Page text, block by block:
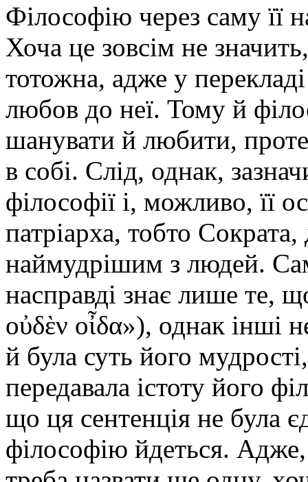
Філософію через саму її
Хоча це зовсім не
тотожна, адже у
любов до неї. Тому й
шанувати й любити,
в собі. Слід, однак,
філософії і, можливо, її
патріарха, тобто
наймудрішим з людей.
насправді знає лише те,
οὐδὲν οἶδα»), однак інші
й була суть його
передавала істоту його
що ця сентенція не була
філософію йдеться.